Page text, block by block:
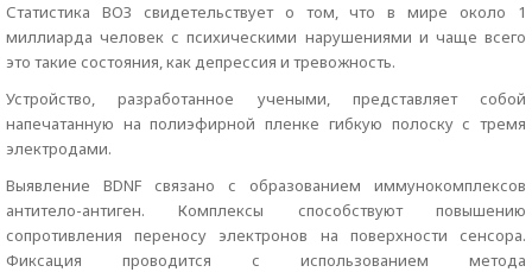
Статистика ВОЗ свидетельствует о том, что в мире около 1
миллиарда человек с психическими нарушениями и чаще всего
это такие состояния, как депрессия и тревожность.
Устройство, разработанное учеными, представляет собой
напечатанную на полиэфирной пленке гибкую полоску с тремя
электродами.
Выявление BDNF связано с образованием иммунокомплексов
антитело-антиген. Комплексы способствуют повышению
сопротивления переносу электронов на поверхности сенсора.
Фиксация проводится с использованием метода